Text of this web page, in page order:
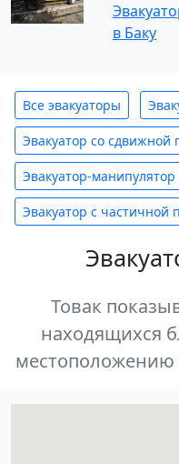
в Баку
Все эвакуаторы
Эвакуатор со сдвижной
Эвакуатор-манипулятор
Эвакуатор с частичной
Товак
находящихся
местоположению